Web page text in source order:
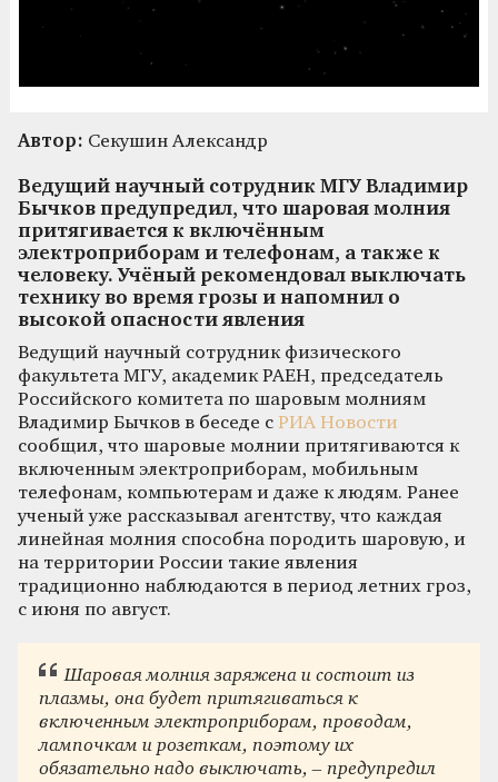
Автор: Секушин Александр
Ведущий научный сотрудник МГУ Владимир
Бычков предупредил, что шаровая молния
притягивается к включённым
электроприборам и телефонам, а также к
человеку. Учёный рекомендовал выключать
технику во время грозы и напомнил о
высокой опасности явления
Ведущий научный сотрудник физического
факультета МГУ, академик РАЕН, председатель
Российского комитета по шаровым молниям
Владимир Бычков в беседе с РИА Новости
сообщил, что шаровые молнии притягиваются к
включенным электроприборам, мобильным
телефонам, компьютерам и даже к людям. Ранее
ученый уже рассказывал агентству, что каждая
линейная молния способна породить шаровую, и
на территории России такие явления
традиционно наблюдаются в период летних гроз,
с июня по август.
Шаровая молния заряжена и состоит из
плазмы, она будет притягиваться к
включенным электроприборам, проводам,
лампочкам и розеткам, поэтому их
обязательно надо выключать, – предупредил